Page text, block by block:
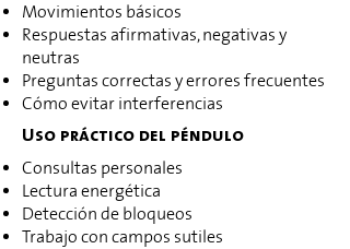
Movimientos básicos
Respuestas afirmativas, negativas y
neutras
Preguntas correctas y errores frecuentes
Cómo evitar interferencias
Uso práctico del péndulo
Consultas personales
Lectura energética
Detección de bloqueos
Trabajo con campos sutiles